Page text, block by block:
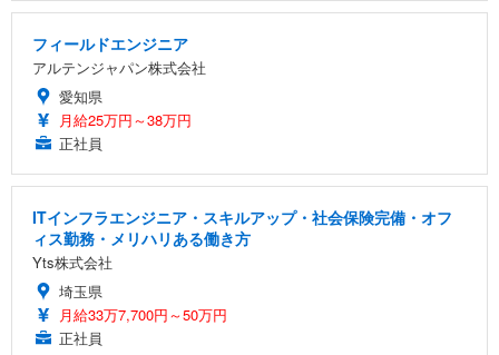
フィールドエンジニア
アルテンジャパン株式会社
愛知県
月給25万円～38万円
正社員
ITインフラエンジニア・スキルアップ・社会保険完備・オフ
ィス勤務・メリハリある働き方
Yts株式会社
埼玉県
月給33万7,700円～50万円
正社員